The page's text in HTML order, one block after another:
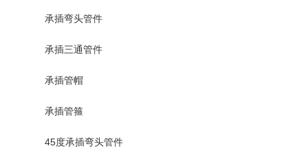
承插弯头管件
承插三通管件
承插管帽
承插管箍
45度承插弯头管件